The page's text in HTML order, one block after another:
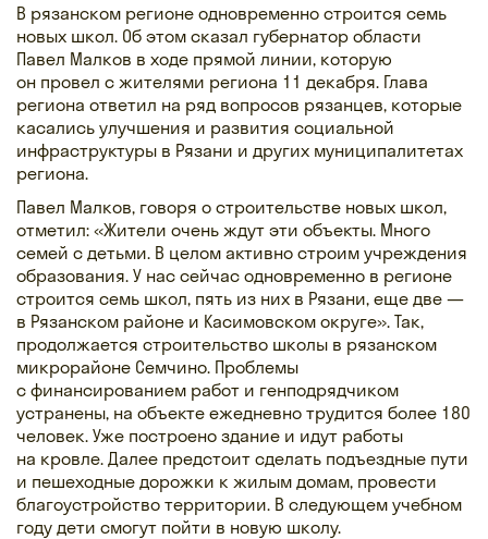
В рязанском регионе одновременно строится семь
новых школ. Об этом сказал губернатор области
Павел Малков в ходе прямой линии, которую
он провел с жителями региона 11 декабря. Глава
региона ответил на ряд вопросов рязанцев, которые
касались улучшения и развития социальной
инфраструктуры в Рязани и других муниципалитетах
региона.
Павел Малков, говоря о строительстве новых школ,
отметил: «Жители очень ждут эти объекты. Много
семей с детьми. В целом активно строим учреждения
образования. У нас сейчас одновременно в регионе
строится семь школ, пять из них в Рязани, еще две —
в Рязанском районе и Касимовском округе». Так,
продолжается строительство школы в рязанском
микрорайоне Семчино. Проблемы
с финансированием работ и генподрядчиком
устранены, на объекте ежедневно трудится более 180
человек. Уже построено здание и идут работы
на кровле. Далее предстоит сделать подъездные пути
и пешеходные дорожки к жилым домам, провести
благоустройство территории. В следующем учебном
году дети смогут пойти в новую школу.